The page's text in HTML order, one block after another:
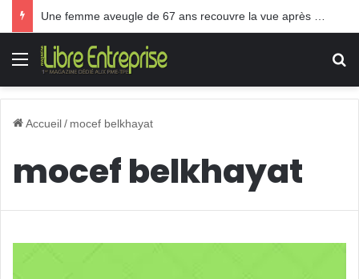
Menu
Accueil/ mocef belkhayat
mocef belkhayat